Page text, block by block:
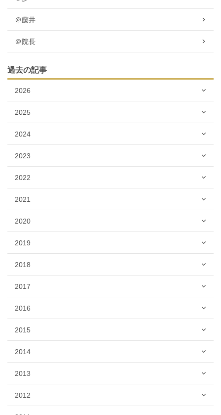
＠藤井
＠院長
過去の記事
2026
2025
2024
2023
2022
2021
2020
2019
2018
2017
2016
2015
2014
2013
2012